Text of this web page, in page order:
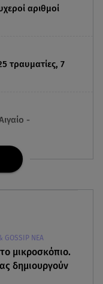
αριθμοί
τραυματίες, 7
-
του ράπερ
GOSSIP ΝΕΑ
μικροσκόπιο.
δημιουργούν